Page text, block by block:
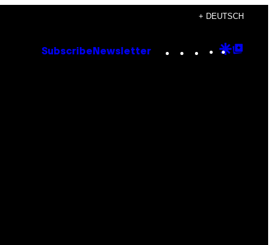
+ DEUTSCH
Subscribe Newsletter Instagram
TikTok
YouTube
Google